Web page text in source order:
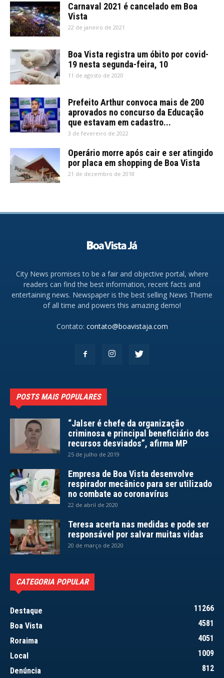
Carnaval 2021 é cancelado em Boa
Vista
22 de janeiro de 2021
Boa Vista registra um óbito por covid-
19 nesta segunda-feira, 10
11 de agosto de 2020
Prefeito Arthur convoca mais de 200
aprovados no concurso da Educação
que estavam em cadastro...
3 de fevereiro de 2022
Operário morre após cair e ser atingido
por placa em shopping de Boa Vista
21 de dezembro de 2018
City News promises to be a fair and objective portal, where
readers can find the best information, recent facts and
entertaining news. Newspaper is the best selling News Theme
of all time and powers this amazing demo!
Contato: contato@boavistaja.com
POSTS MAIS POPULARES
“Jalser é chefe da organização
criminosa e principal beneficiário dos
recursos desviados”, afirma MP
25 de julho de 2019
Empresa de Boa Vista desenvolve
respirador mecânico para ser utilizado
no combate ao coronavírus
22 de abril de 2020
Teresa acerta nas medidas e pode ser
responsável por salvar muitas vidas
20 de março de 2020
CATEGORIA POPULAR
Destaque
11266
Boa Vista
4581
Roraima
4051
Local
1009
Denúncia
812